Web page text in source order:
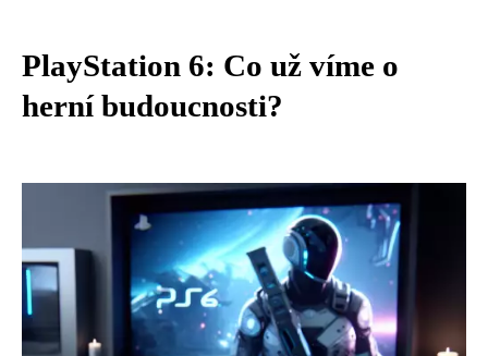
PlayStation 6: Co už víme o
herní budoucnosti?